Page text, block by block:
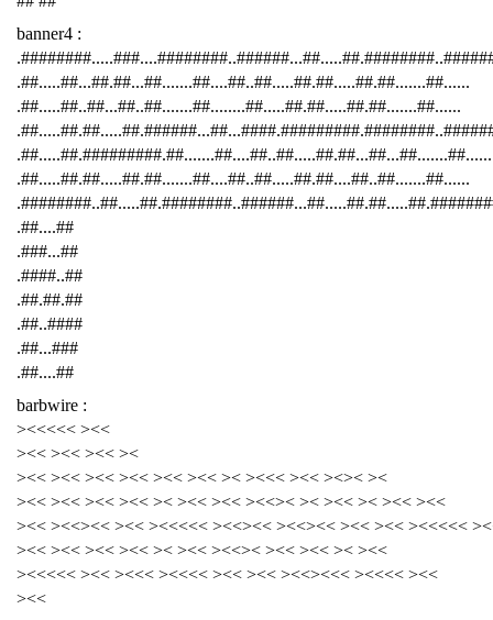
banner4 :
.##.....##...##.##...##.......##....##..##.....##.##.....##.##.......##......
.##.....##..##...##..##.......##........##.....##.##.....##.##.......##......
.##.....##.#########.##.......##....##..##.....##.##...##...##.......##......
.##.....##.##.....##.##.......##....##..##.....##.##....##..##.......##......
.##....##
.###...##
.####..##
.##.##.##
.##..####
.##...###
.##....##
barbwire :
><<<<< ><<
><< ><< ><< ><
><< ><< ><< ><< ><< ><< >< ><<< ><< ><>< ><
><< ><< ><< ><< >< ><< ><< ><<>< >< ><< >< ><< ><<
><< ><<><< ><< ><<<<< ><<><< ><<><< ><< ><< ><<<<<
><< ><< ><< ><< >< ><< ><<>< ><< ><< >< ><<
><<<<< ><< ><<< ><<<< ><< ><< ><<><<< ><<<< ><<
><<